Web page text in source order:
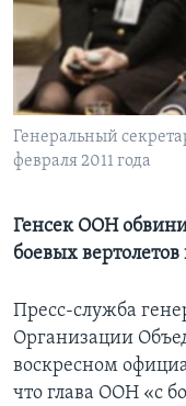
Learning English
СОЦИАЛЬНЫЕ СЕТИ
Генеральный
февраля 2011 года
Генсек ООН
боевых вертолетов
Пресс-служба
Организации
воскресном
что глава ООН «с